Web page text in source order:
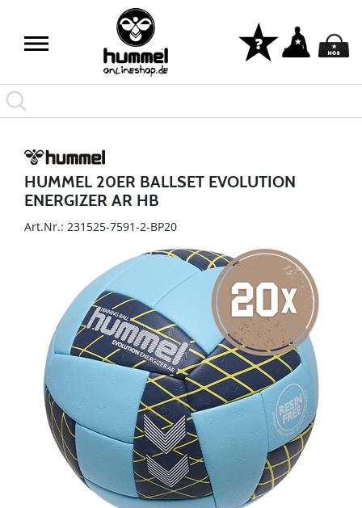
HUMMEL 20ER BALLSET EVOLUTION
ENERGIZER AR HB
Art.Nr.: 231525-7591-2-BP20